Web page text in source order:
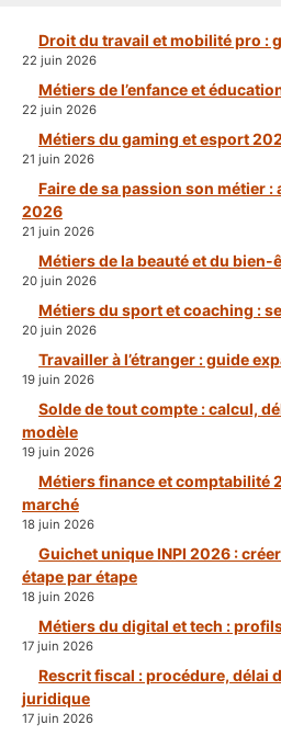
Droit du travail et mobilité pro :
22 juin 2026
Métiers de l’enfance et
22 juin 2026
Métiers du gaming et esport
21 juin 2026
Faire de sa passion son métier
2026
21 juin 2026
Métiers de la beauté et du
20 juin 2026
Métiers du sport et coaching :
20 juin 2026
Travailler à l’étranger : guide
19 juin 2026
Solde de tout compte : calcul,
modèle
19 juin 2026
Métiers finance et comptabilité
marché
18 juin 2026
Guichet unique INPI 2026 :
étape par étape
18 juin 2026
Métiers du digital et tech :
17 juin 2026
Rescrit fiscal : procédure, délai
juridique
17 juin 2026